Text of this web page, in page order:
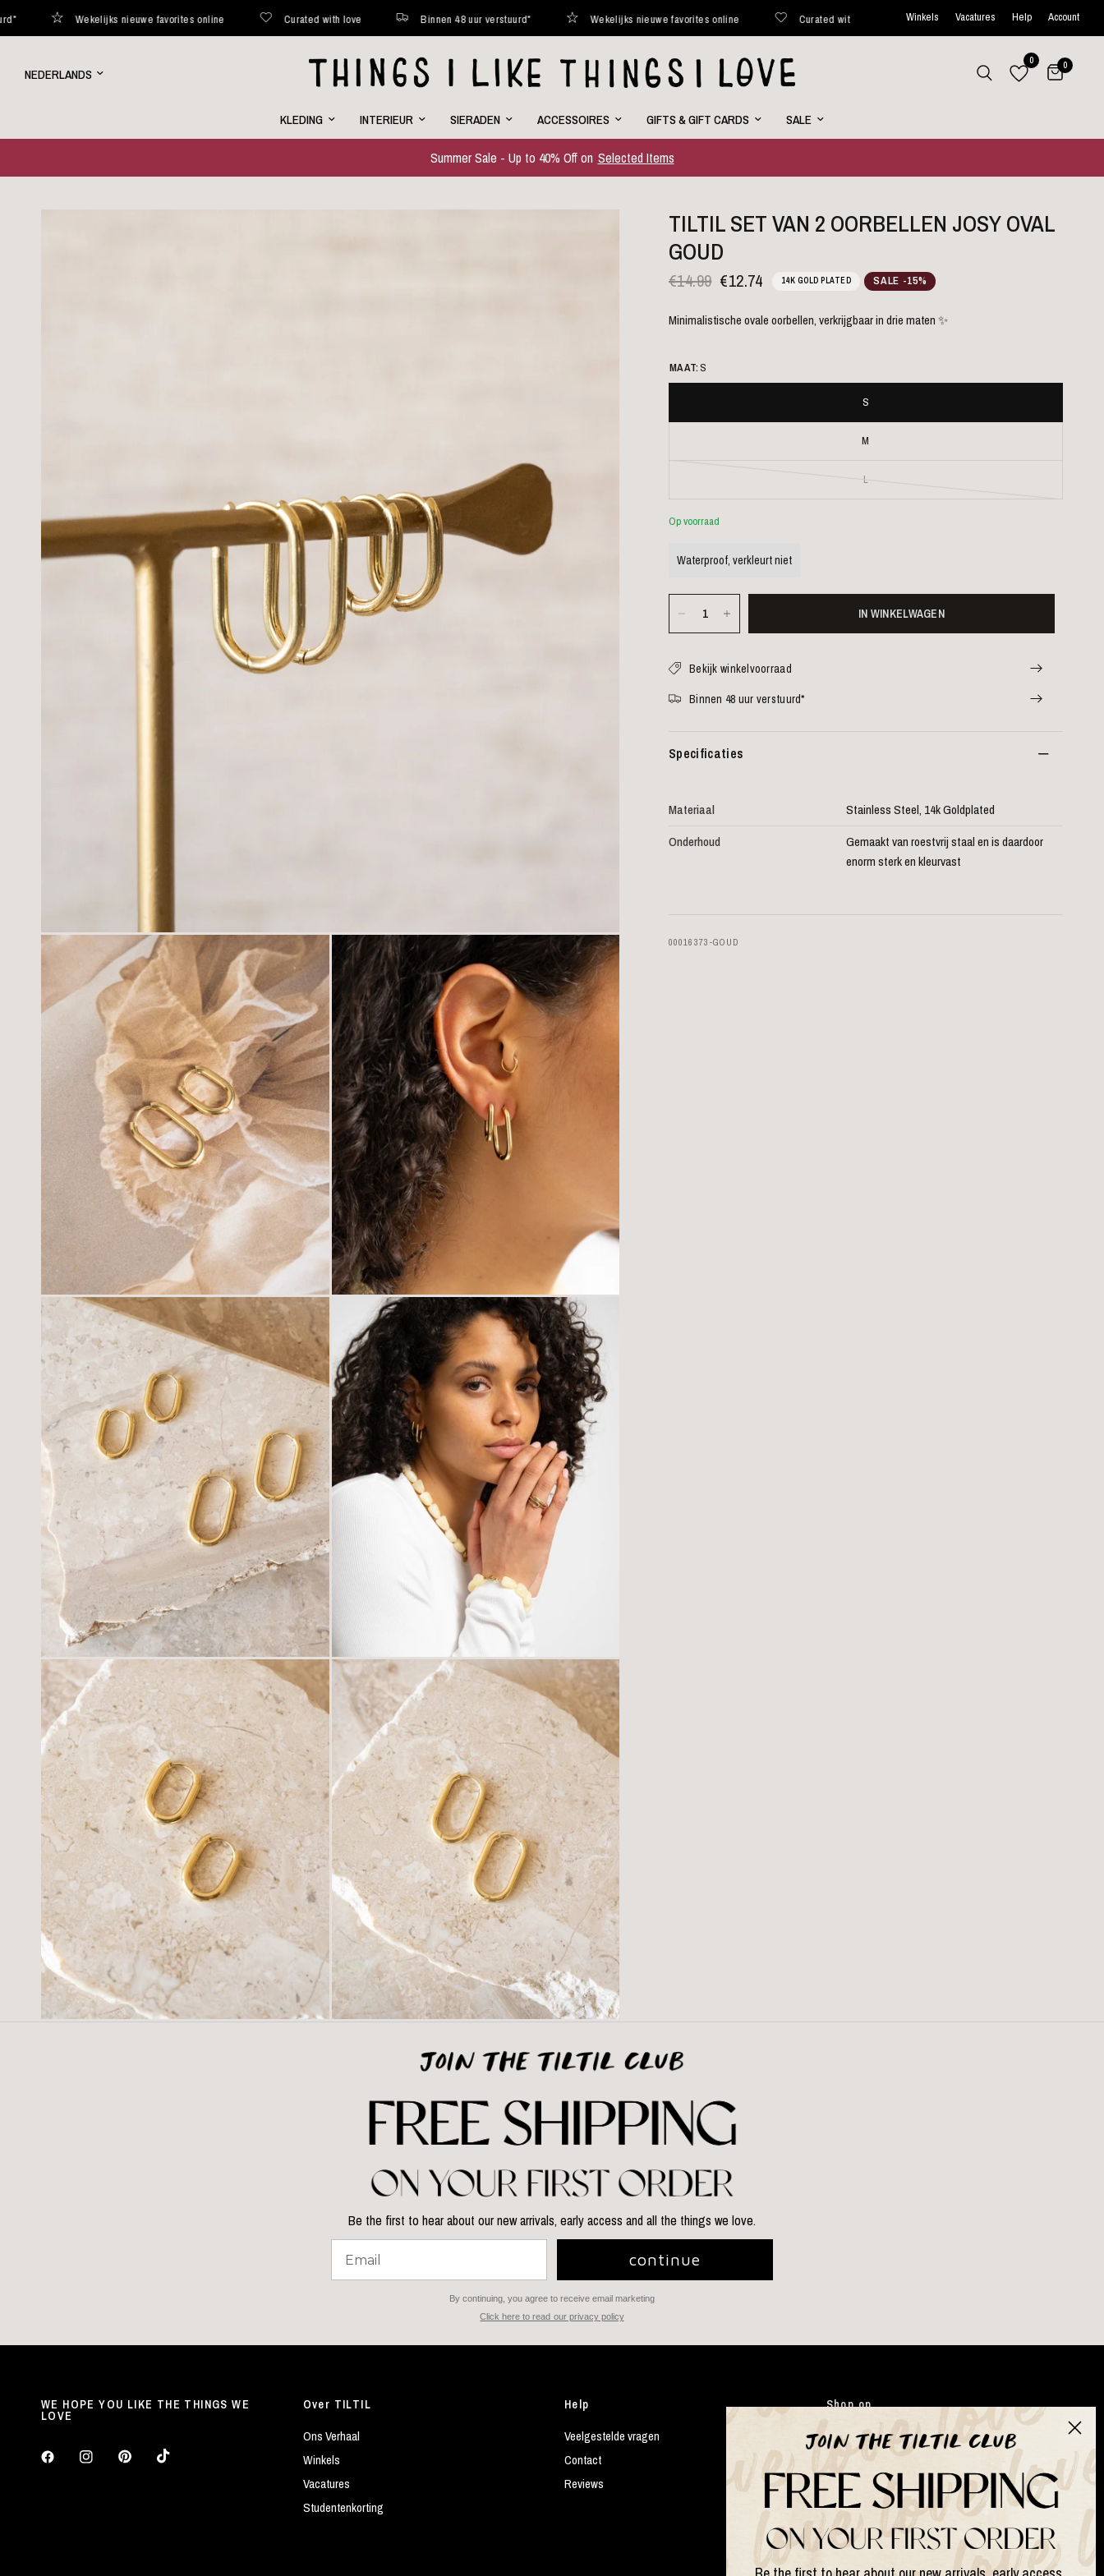
Wekelijks nieuwe favorites online Curated with love Binnen 48 uur verstuurd* Wekelijks nieuwe favorites online Curated with love Binnen 48 uur verstuurd* Wekelijks
Winkels Vacatures Help Account
Land/regio
bijwerken
0 0
KLEDING INTERIEUR SIERADEN ACCESSOIRES GIFTS & GIFT CARDS SALE
Summer Sale - Up to 40% Off on Selected Items
TILTIL SET VAN 2 OORBELLEN JOSY OVAL
GOUD
€14.99 €12.74 14K GOLD PLATED SALE -15%
Minimalistische ovale oorbellen, verkrijgbaar in drie maten ✨
MAAT:S
S
M
L
Op voorraad
Waterproof, verkleurt niet
IN WINKELWAGEN
Bekijk winkelvoorraad
Binnen 48 uur verstuurd*
Specificaties
Materiaal
Stainless Steel, 14k Goldplated
Onderhoud
Gemaakt van roestvrij staal en is daardoor
enorm sterk en kleurvast
00016373-GOUD
Be the first to hear about our new arrivals, early access and all the things we love.
continue
By continuing, you agree to receive email marketing
Click here to read our privacy policy
WE HOPE YOU LIKE THE THINGS WE
LOVE
Over TILTIL
Ons Verhaal
Winkels
Vacatures
Studentenkorting
Help
Veelgestelde vragen
Contact
Reviews
Shop op
Kleding
Japandi
Tassen
Gifts
Kunstbloemen
Suits & Sets